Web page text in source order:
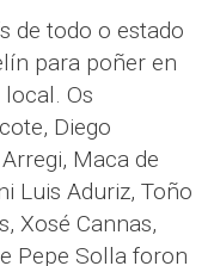
de todo o estado
para poñer en
Os
Diego
Maca de
Luis Aduriz, Toño
Xosé Cannas,
Pepe Solla foron